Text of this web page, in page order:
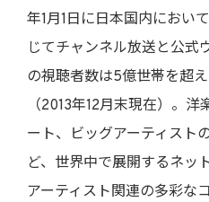
年1月1日に日本国内におい
じてチャンネル放送と公式
の視聴者数は5億世帯を超
（2013年12月末現在）。
ート、ビッグアーティスト
ど、世界中で展開するネッ
アーティスト関連の多彩な